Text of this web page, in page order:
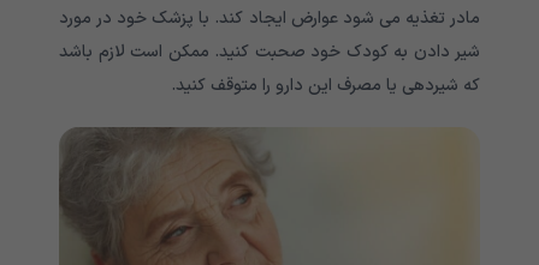
مادر تغذیه می شود عوارض ایجاد کند. با پزشک خود در مورد
شیر دادن به کودک خود صحبت کنید. ممکن است لازم باشد
که شیردهی یا مصرف این دارو را متوقف کنید.